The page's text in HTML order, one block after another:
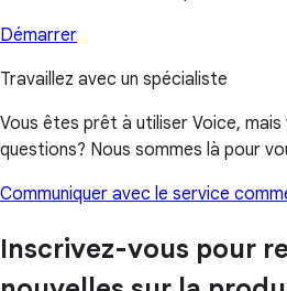
Démarrer
Travaillez avec un spécialiste
Vous êtes prêt à utiliser Voice,
questions? Nous sommes là pour
Communiquer avec le service
Inscrivez-vous pour